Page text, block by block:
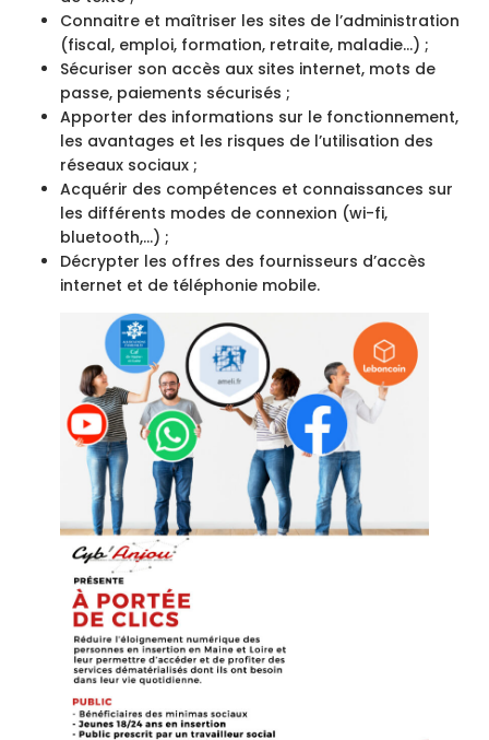
Connaitre et maîtriser les sites de l’administration
(fiscal, emploi, formation, retraite, maladie…) ;
Sécuriser son accès aux sites internet, mots de
passe, paiements sécurisés ;
Apporter des informations sur le fonctionnement,
les avantages et les risques de l’utilisation des
réseaux sociaux ;
Acquérir des compétences et connaissances sur
les différents modes de connexion (wi-fi,
bluetooth,…) ;
Décrypter les offres des fournisseurs d’accès
internet et de téléphonie mobile.